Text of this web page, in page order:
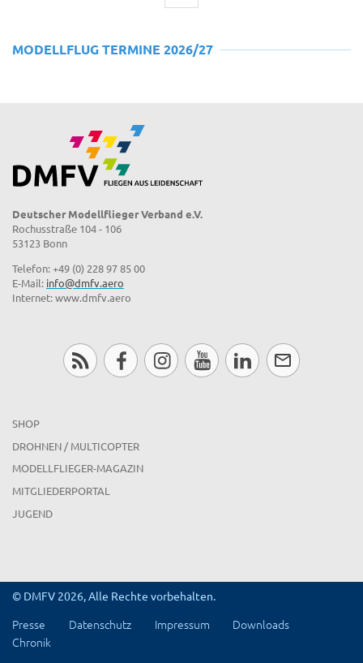
MODELLFLUG TERMINE 2026/27
Deutscher Modellflieger Verband e.V.
Rochusstraße 104 - 106
53123 Bonn
Telefon: +49 (0) 228 97 85 00
E-Mail: info@dmfv.aero
Internet: www.dmfv.aero
SHOP
DROHNEN / MULTICOPTER
MODELLFLIEGER-MAGAZIN
MITGLIEDERPORTAL
JUGEND
© DMFV 2026, Alle Rechte vorbehalten.
Presse Datenschutz Impressum
Downloads
Chronik